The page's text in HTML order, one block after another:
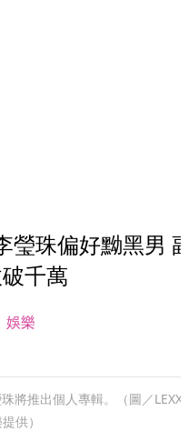
瑩珠偏好黝黑男
千萬
娛樂
將推出個人專輯。（圖／LEXX
供）